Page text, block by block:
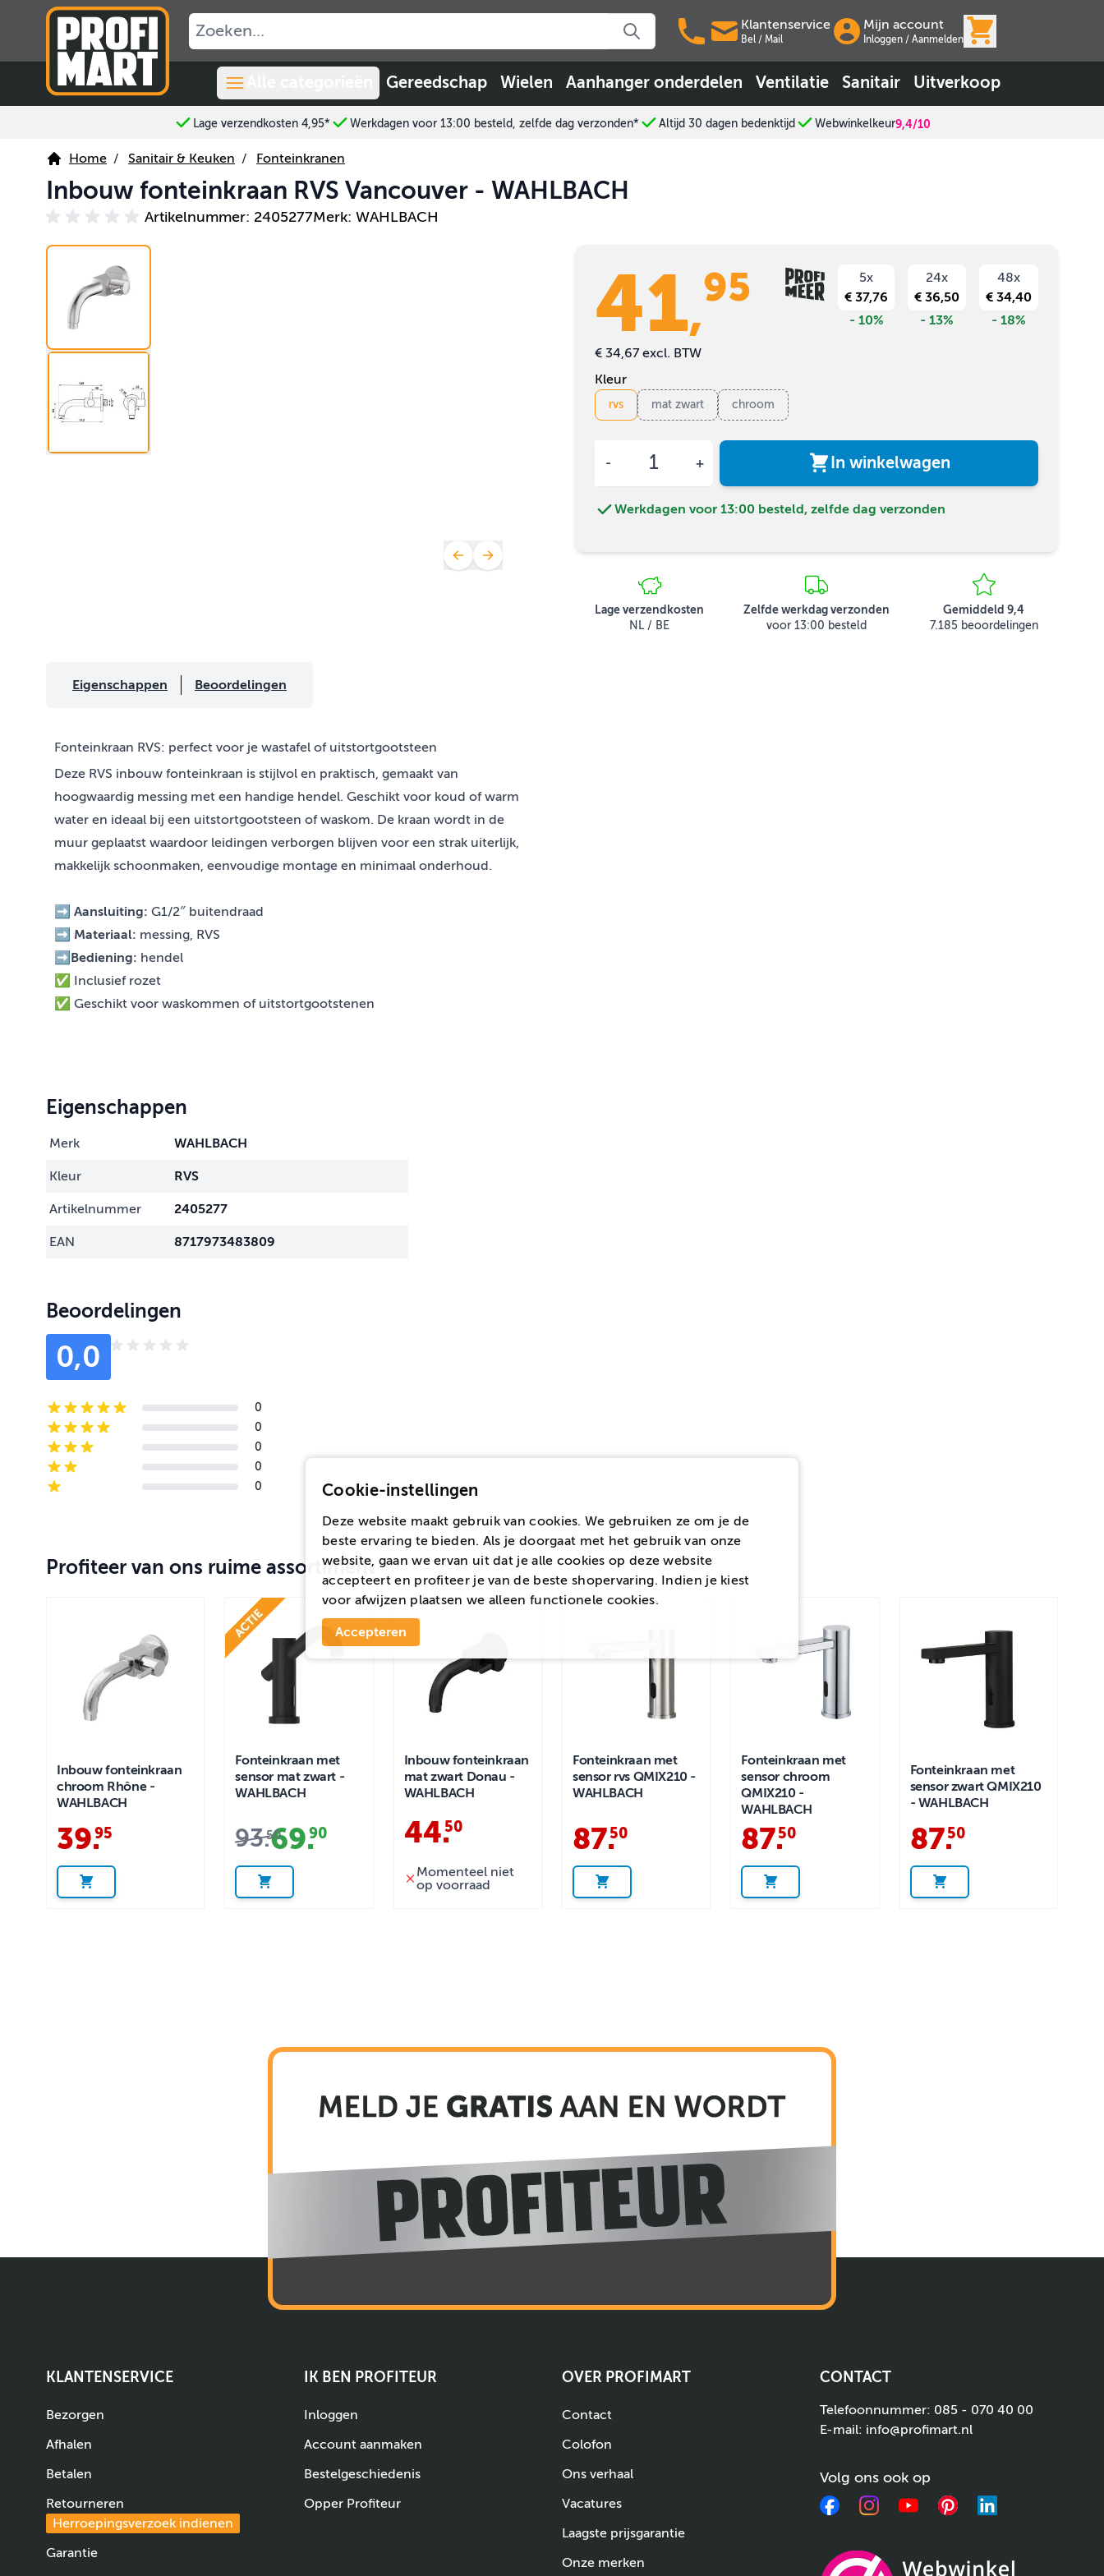
Ga naar de inhoud
Klantenservice
Bel / Mail
Mijn account
Inloggen / Aanmelden
Gereedschap Wielen Aanhanger onderdelen Ventilatie Sanitair Uitverkoop
Lage verzendkosten 4,95* Werkdagen voor 13:00 besteld, zelfde dag verzonden* Altijd 30 dagen bedenktijd Webwinkelkeur9,4/10
Home / Sanitair & Keuken / Fonteinkranen
Inbouw fonteinkraan RVS Vancouver - WAHLBACH
Artikelnummer: 2405277Merk: WAHLBACH
41,
95
€ 34,67 excl. BTW
5x
€ 37,76
- 10%
24x
€ 36,50
- 13%
48x
€ 34,40
- 18%
Kleur
rvs mat zwart chroom
In winkelwagen
Werkdagen voor 13:00 besteld, zelfde dag verzonden
Lage verzendkosten
NL / BE
Zelfde werkdag verzonden
voor 13:00 besteld
Gemiddeld 9,4
7.185 beoordelingen
Eigenschappen Beoordelingen
Fonteinkraan RVS: perfect voor je wastafel of uitstortgootsteen
Deze RVS inbouw fonteinkraan is stijlvol en praktisch, gemaakt van
hoogwaardig messing met een handige hendel. Geschikt voor koud of warm
water en ideaal bij een uitstortgootsteen of waskom. De kraan wordt in de
muur geplaatst waardoor leidingen verborgen blijven voor een strak uiterlijk,
makkelijk schoonmaken, eenvoudige montage en minimaal onderhoud.
➡️ Aansluiting: G1/2″ buitendraad
➡️ Materiaal: messing, RVS
➡️ Bediening: hendel
✅ Inclusief rozet
✅ Geschikt voor waskommen of uitstortgootstenen
Eigenschappen
Merk WAHLBACH
Kleur RVS
Artikelnummer 2405277
EAN 8717973483809
Beoordelingen
0,0
5-star reviews
0
4-star reviews
0
3-star reviews
0
2-star reviews
0
1-star reviews
0
Profiteer van ons ruime assortiment
Inbouw fonteinkraan
chroom Rhône -
WAHLBACH
39.
95
Fonteinkraan met
sensor mat zwart -
WAHLBACH
93.50
69.
90
Inbouw fonteinkraan
mat zwart Donau -
WAHLBACH
44.
50
Momenteel niet
op voorraad
Fonteinkraan met
sensor rvs QMIX210 -
WAHLBACH
87.50
Fonteinkraan met
sensor chroom
QMIX210 -
WAHLBACH
87.
50
Fonteinkraan met
sensor zwart QMIX210
- WAHLBACH
87.50
KLANTENSERVICE
Bezorgen
Afhalen
Betalen
Retourneren
Herroepingsverzoek indienen
Garantie
IK BEN PROFITEUR
Inloggen
Account aanmaken
Bestelgeschiedenis
Opper Profiteur
OVER PROFIMART
Contact
Colofon
Ons verhaal
Vacatures
Laagste prijsgarantie
Onze merken
CONTACT
Telefoonnummer: 085 - 070 40 00
E-mail: info@profimart.nl
Volg ons ook op
FacebookInstagramYouTubePinterestLinkedIn
Cookie-instellingen
Deze website maakt gebruik van cookies. We gebruiken ze om je de
beste ervaring te bieden. Als je doorgaat met het gebruik van onze
website, gaan we ervan uit dat je alle cookies op deze website
accepteert en profiteer je van de beste shopervaring. Indien je kiest
voor afwijzen plaatsen we alleen functionele cookies.
Accepteren